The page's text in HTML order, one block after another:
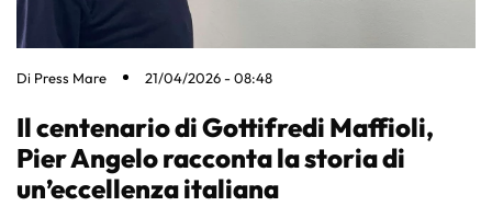
Di Press Mare 21/04/2026 - 08:48
Il centenario di Gottifredi Maffioli,
Pier Angelo racconta la storia di
un’eccellenza italiana